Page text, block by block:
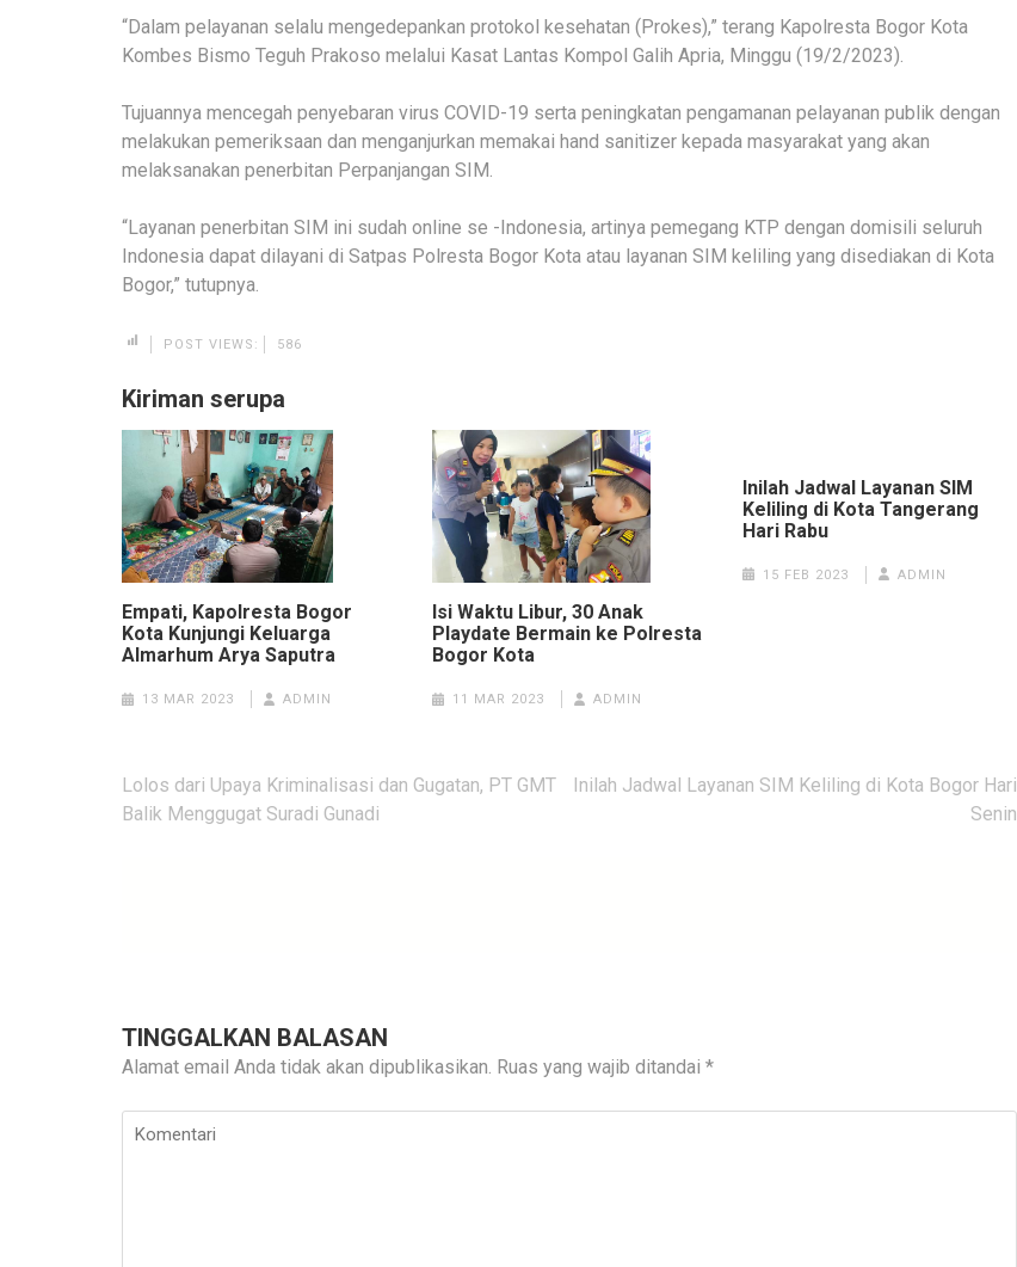
“Dalam pelayanan selalu mengedepankan protokol kesehatan (Prokes),” terang Kapolresta Bogor Kota
Kombes Bismo Teguh Prakoso melalui Kasat Lantas Kompol Galih Apria, Minggu (19/2/2023).
Tujuannya mencegah penyebaran virus COVID-19 serta peningkatan pengamanan pelayanan publik dengan
melakukan pemeriksaan dan menganjurkan memakai hand sanitizer kepada masyarakat yang akan
melaksanakan penerbitan Perpanjangan SIM.
“Layanan penerbitan SIM ini sudah online se -Indonesia, artinya pemegang KTP dengan domisili seluruh
Indonesia dapat dilayani di Satpas Polresta Bogor Kota atau layanan SIM keliling yang disediakan di Kota
Bogor,” tutupnya.
POST VIEWS: 586
Kiriman serupa
Empati, Kapolresta Bogor
Kota Kunjungi Keluarga
Almarhum Arya Saputra
13 MAR 2023 ADMIN
Isi Waktu Libur, 30 Anak
Playdate Bermain ke Polresta
Bogor Kota
11 MAR 2023 ADMIN
Inilah Jadwal Layanan SIM
Keliling di Kota Tangerang
Hari Rabu
15 FEB 2023 ADMIN
Navigasi
pos
Lolos dari Upaya Kriminalisasi dan Gugatan, PT GMT
Balik Menggugat Suradi Gunadi
Inilah Jadwal Layanan SIM Keliling di Kota Bogor Hari
Senin
TINGGALKAN BALASAN
Alamat email Anda tidak akan dipublikasikan. Ruas yang wajib ditandai *
Komentari